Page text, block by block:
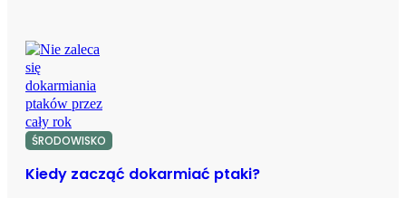
ŚRODOWISKO
Kiedy zacząć dokarmiać ptaki?